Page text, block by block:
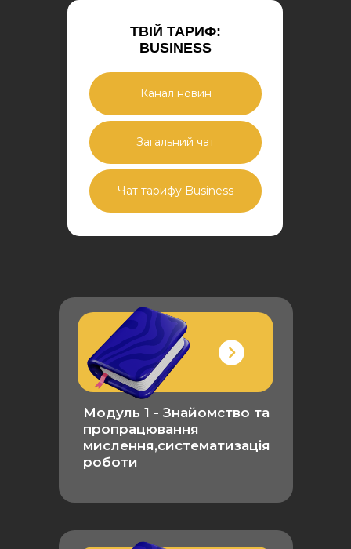
ТВІЙ ТАРИФ:
BUSINESS
Канал новин
Загальний чат
Загальний чат
Чат тарифу Business
Модуль 1 - Знайомство та
пропрацювання
мислення,систематизація
роботи